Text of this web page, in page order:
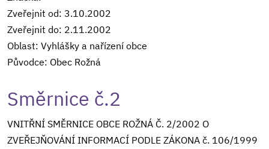
Zveřejnit od: 3.10.2002
Zveřejnit do: 2.11.2002
Oblast: Vyhlášky a nařízení obce
Původce: Obec Rožná
Směrnice č.2
VNITŘNÍ SMĚRNICE OBCE ROŽNÁ Č. 2/2002 O
ZVEŘEJŇOVÁNÍ INFORMACÍ PODLE ZÁKONA č. 106/1999